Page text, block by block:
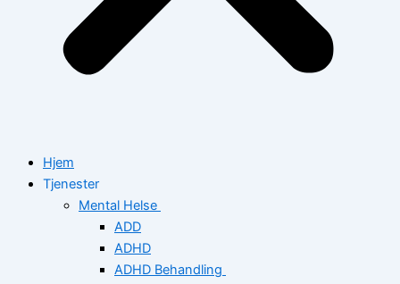
Hjem
Tjenester
Mental Helse
ADD
ADHD
ADHD Behandling